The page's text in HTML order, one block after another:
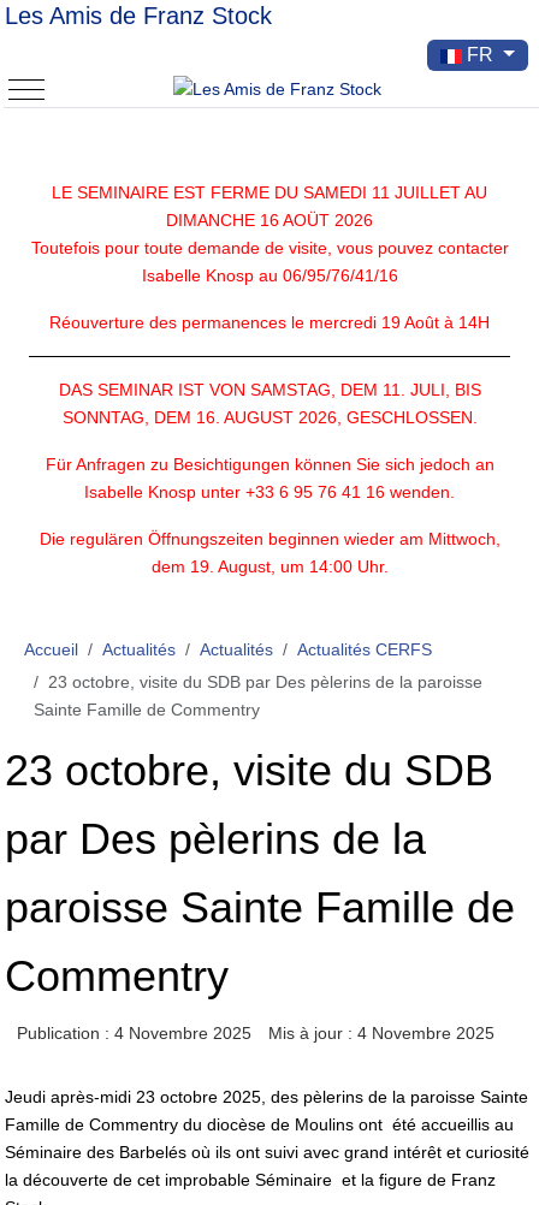
Les Amis de Franz Stock
Sélectionnez
FR
Mobile Menu Toggle
LE SEMINAIRE EST FERME DU SAMEDI 11 JUILLET AU
DIMANCHE 16 AOÜT 2026
Toutefois pour toute demande de visite, vous pouvez contacter
Isabelle Knosp au 06/95/76/41/16
Réouverture des permanences le mercredi 19 Août à 14H
DAS SEMINAR IST VON SAMSTAG, DEM 11. JULI, BIS
SONNTAG, DEM 16. AUGUST 2026, GESCHLOSSEN.
Für Anfragen zu Besichtigungen können Sie sich jedoch an
Isabelle Knosp unter +33 6 95 76 41 16 wenden.
Die regulären Öffnungszeiten beginnen wieder am Mittwoch,
dem 19. August, um 14:00 Uhr.
Accueil Actualités Actualités
Actualités CERFS
23 octobre, visite du SDB par Des pèlerins de la paroisse
Sainte Famille de Commentry
23 octobre, visite du SDB
par Des pèlerins de la
paroisse Sainte Famille de
Commentry
Publication : 4 Novembre 2025 Mis à jour : 4 Novembre 2025
Jeudi après-midi 23 octobre 2025, des pèlerins de la paroisse Sainte
Famille de Commentry du diocèse de Moulins ont été accueillis au
Séminaire des Barbelés où ils ont suivi avec grand intérêt et curiosité
la découverte de cet improbable Séminaire et la figure de Franz